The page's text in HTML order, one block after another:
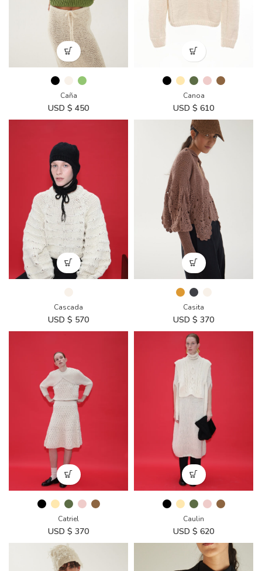
Caña
USD $ 450
Canoa
USD $ 610
Cascada
USD $ 570
Casita
USD $ 370
Catriel
USD $ 370
Caulin
USD $ 620